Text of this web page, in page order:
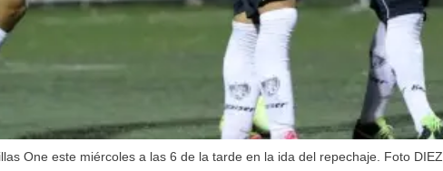
One este miércoles a las 6 de la tarde en la ida del repechaje. Foto DIEZ